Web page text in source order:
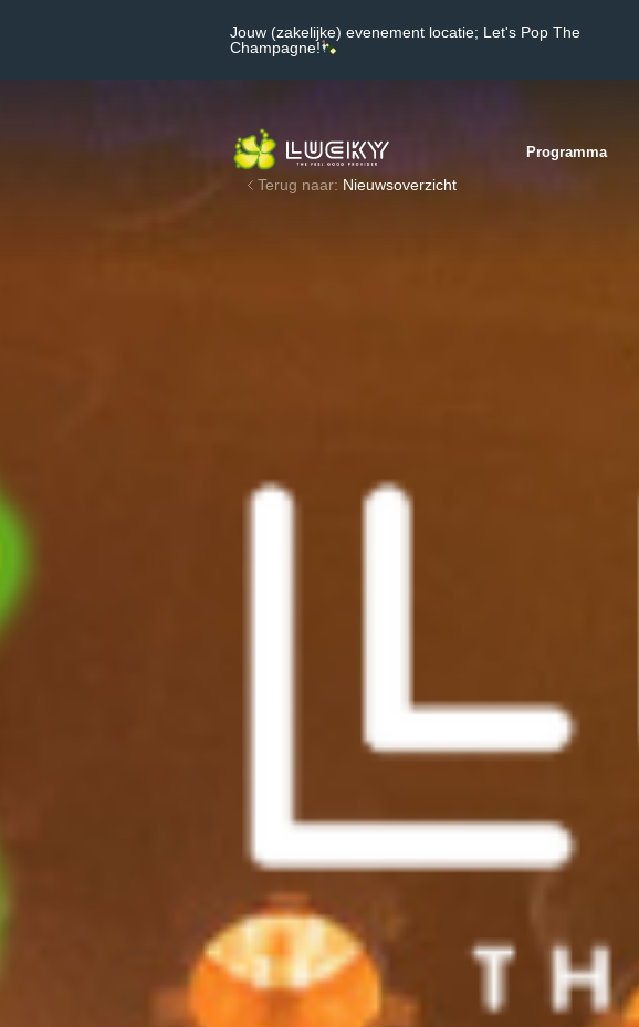
Jouw (zakelijke) evenement locatie; Let's Pop The
Champagne!
Programma
Terug naar: Nieuwsoverzicht